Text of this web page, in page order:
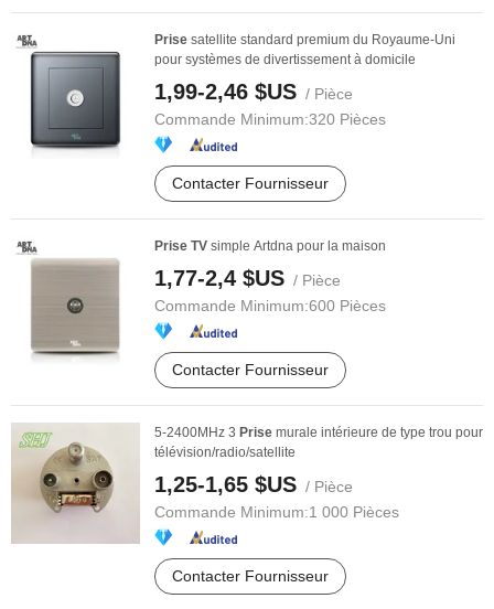
Prise satellite standard premium du Royaume-Uni
pour systèmes de divertissement à domicile
1,99-2,46 $US / Pièce
Commande Minimum:320 Pièces
Contacter Fournisseur
Prise TV simple Artdna pour la maison
1,77-2,4 $US / Pièce
Commande Minimum:600 Pièces
Contacter Fournisseur
5-2400MHz 3 Prise murale intérieure de type trou pour
télévision/radio/satellite
1,25-1,65 $US / Pièce
Commande Minimum:1 000 Pièces
Contacter Fournisseur